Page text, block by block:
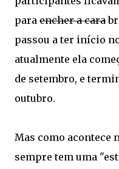
para encher a cara
passou a ter início
atualmente ela
de setembro, e
outubro.
Mas como acontece
sempre tem uma